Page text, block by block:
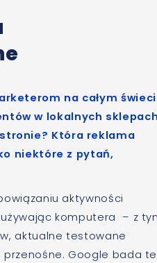
na całym
w lokalnych
Która reklama
niektóre z pytań,
aktywności
komputera – z
aktualne testowane
Google bada